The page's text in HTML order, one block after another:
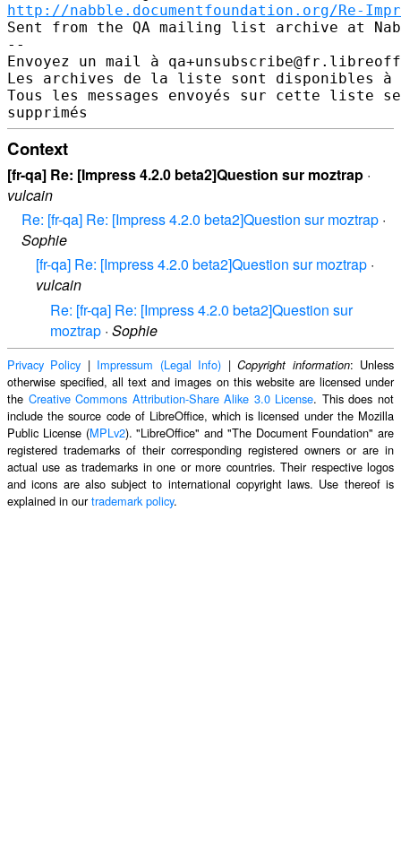
http://nabble.documentfoundation.org/Re-
Sent from the QA mailing list archive at
--
Envoyez un mail à
Les archives de la liste sont disponibles à
Tous les messages envoyés sur cette liste
Context
[fr-qa] Re: [Impress 4.2.0 beta2]Question sur moztrap ·
vulcain
Re: [fr-qa] Re: [Impress 4.2.0 beta2]Question sur moztrap ·
Sophie
[fr-qa] Re: [Impress 4.2.0 beta2]Question sur moztrap ·
vulcain
Re: [fr-qa] Re: [Impress 4.2.0 beta2]Question sur
moztrap · Sophie
Privacy Policy | Impressum (Legal Info) |Copyright information: Unless
otherwise specified, all text and images on this website are licensed under
the Creative Commons Attribution-Share Alike 3.0 License. This does not
include the source code of LibreOffice, which is licensed under the Mozilla
Public License (MPLv2). "LibreOffice" and "The Document Foundation" are
registered trademarks of their corresponding registered owners or are in
actual use as trademarks in one or more countries. Their respective logos
and icons are also subject to international copyright laws. Use thereof is
explained in ourtrademark policy.